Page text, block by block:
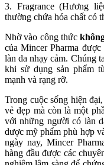
3. Fragrance (Hương
thường chứa hóa chất có
Nhờ vào công thức
của Mincer Pharma
làn da nhạy cảm. Chúng
khi sử dụng sản phẩm
mạnh và rạng rỡ.
Trong cuộc sống hiện
vẻ đẹp mà còn là một
với những người có làn
dược mỹ phẩm phù hợp
ngày nay, Mincer
hàng đầu được các